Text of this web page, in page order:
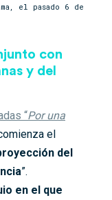
el pasado 6 de
con
y del
“Por una
el
del
”.
en el que